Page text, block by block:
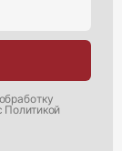
обработку
Политикой